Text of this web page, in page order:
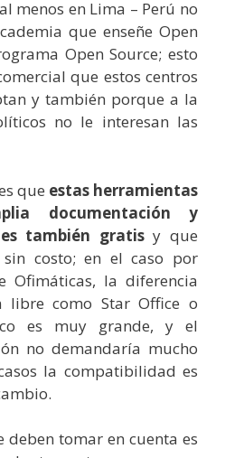
menos en Lima – Perú no
que enseñe Open
Open Source; esto
que estos centros
y también porque a la
no le interesan las
que estas herramientas
documentación y
también gratisy que
sin costo; en el caso por
Ofimáticas, la diferencia
libre como Star Office o
es muy grande, y el
no demandaría mucho
la compatibilidad es
deben tomar en cuenta es